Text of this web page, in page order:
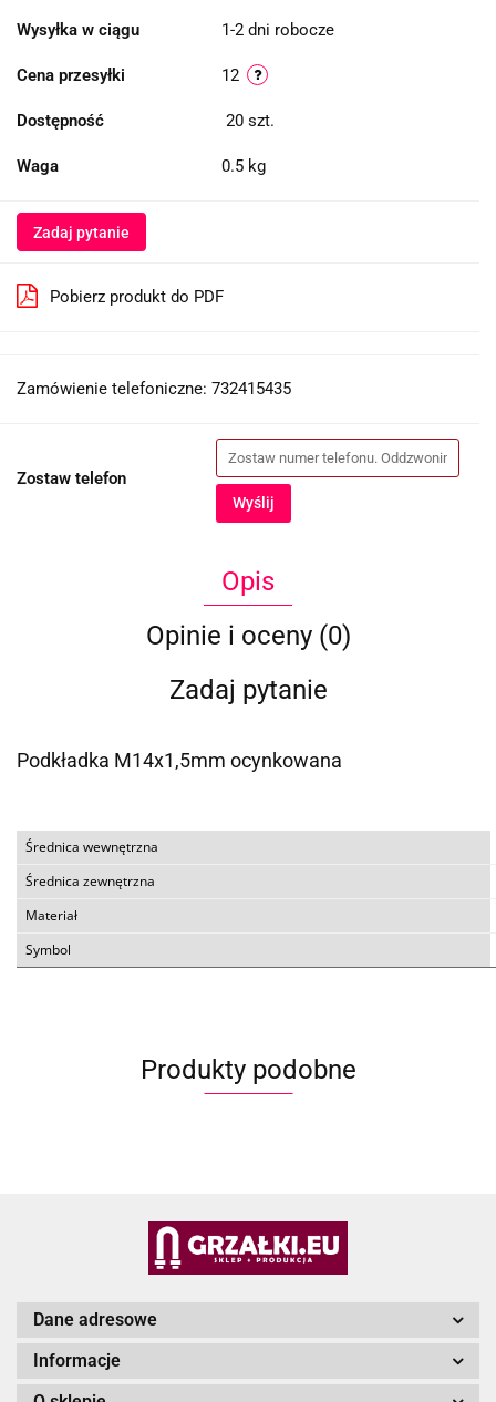
Wysyłka w ciągu 1-2 dni robocze
Cena przesyłki 12
Dostępność 20 szt.
Waga 0.5 kg
Zadaj pytanie
Pobierz produkt do PDF
Zamówienie telefoniczne: 732415435
Zostaw telefon
Wyślij
Opis
Opinie i oceny (0)
Zadaj pytanie
Podkładka M14x1,5mm ocynkowana
Średnica wewnętrzna
Średnica zewnętrzna
Materiał
Symbol
Produkty podobne
Dane adresowe
Informacje